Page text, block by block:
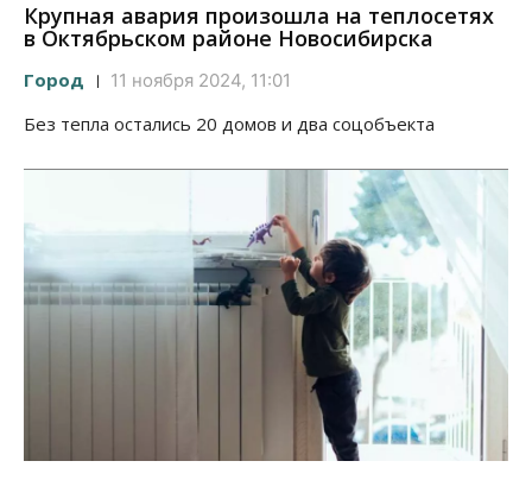
Крупная авария произошла на теплосетях
в Октябрьском районе Новосибирска
Город 11 ноября 2024, 11:01
Без тепла остались 20 домов и два соцобъекта